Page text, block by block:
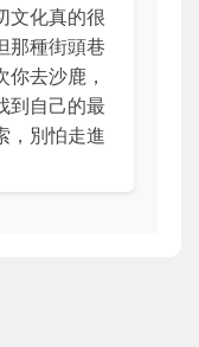
文化真的很
那種街頭巷
去沙鹿，
到自己的最
，別怕走進